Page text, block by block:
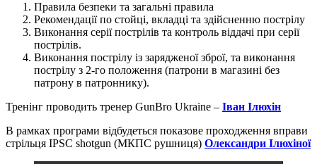
Правила безпеки та загальні правила
Рекомендації по стойці, вкладці та здійсненню пострілу
Виконання серії пострілів та контроль віддачі при серії
пострілів.
Виконання пострілу із зарядженої зброї, та виконання
пострілу з 2-го положення (патрони в магазині без
патрону в патроннику).
Тренінг проводить тренер GunBro Ukraine – Іван Ілюхін
В рамках програми відбудеться показове проходження вправи
стрільця IPSC shotgun (МКПС рушниця) Олександри Ілюхіної